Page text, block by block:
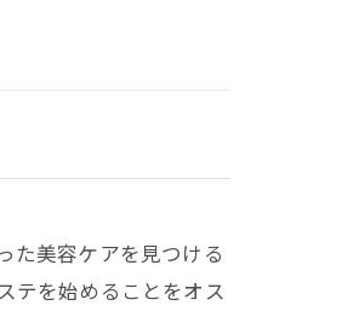
た美容ケアを見つける
テを始めることをオス